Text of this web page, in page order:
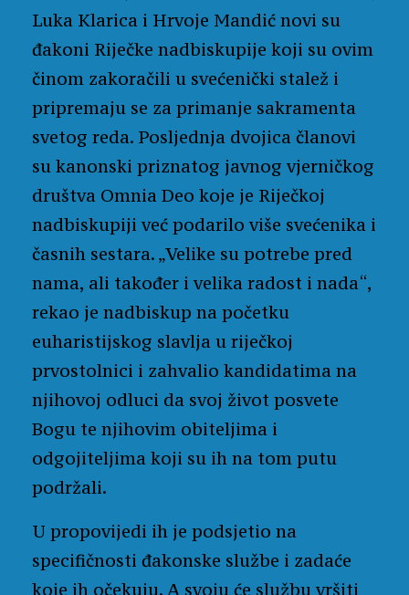
Luka Klarica i Hrvoje Mandić novi su
đakoni Riječke nadbiskupije koji su ovim
činom zakoračili u svećenički stalež i
pripremaju se za primanje sakramenta
svetog reda. Posljednja dvojica članovi
su kanonski priznatog javnog vjerničkog
društva Omnia Deo koje je Riječkoj
nadbiskupiji već podarilo više svećenika i
časnih sestara. „Velike su potrebe pred
nama, ali također i velika radost i nada“,
rekao je nadbiskup na početku
euharistijskog slavlja u riječkoj
prvostolnici i zahvalio kandidatima na
njihovoj odluci da svoj život posvete
Bogu te njihovim obiteljima i
odgojiteljima koji su ih na tom putu
podržali.
U propovijedi ih je podsjetio na
specifičnosti đakonske službe i zadaće
koje ih očekuju. A svoju će službu vršiti